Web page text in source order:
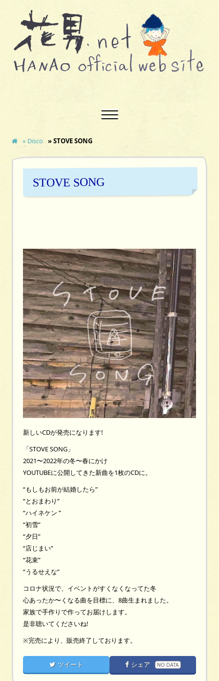
» Disco » STOVE SONG
STOVE SONG
新しいCDが発売になります!
「STOVE SONG」
2021〜2022年の冬〜春にかけ
YOUTUBEに公開してきた新曲を1枚のCDに。
“もしもお前が結婚したら”
“とおまわり”
“ハイネケン ”
“初雪”
“夕日”
“店じまい”
“花束”
“うるせえな”
コロナ状況で、イベントがすくなくなってた冬
心あったか〜くなる曲を目標に、8曲生まれました。
家族で手作りで作ってお届けします。
是非聴いてくださいね!
※完売により、販売終了しております。
ツイート シェア NO DATA